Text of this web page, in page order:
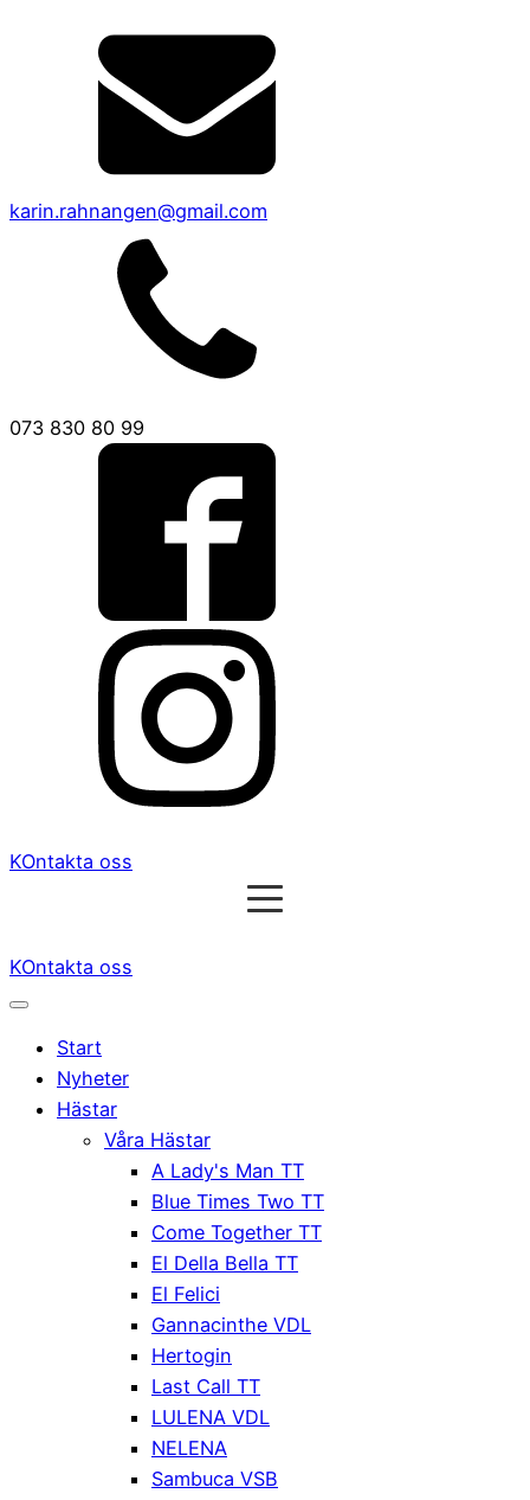
karin.rahnangen@gmail.com
073 830 80 99
KOntakta oss
KOntakta oss
Start
Nyheter
Hästar
Våra Hästar
A Lady's Man TT
Blue Times Two TT
Come Together TT
El Della Bella TT
El Felici
Gannacinthe VDL
Hertogin
Last Call TT
LULENA VDL
NELENA
Sambuca VSB